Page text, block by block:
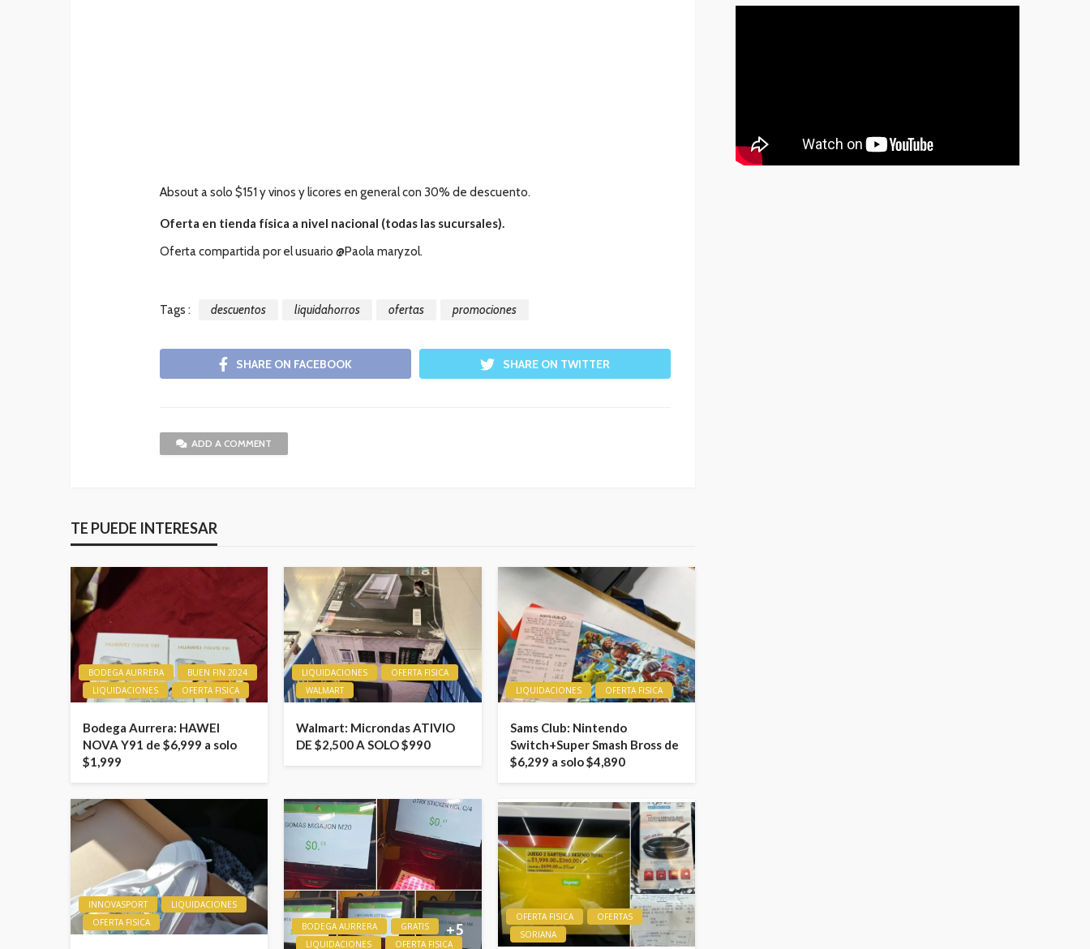
Absout a solo $151 y vinos y licores en general con 30% de descuento.
Oferta en tienda física a nivel nacional (todas las sucursales).
Oferta compartida por el usuario @Paola maryzol.
Tags : descuentos liquidahorros ofertas promociones
SHARE ON FACEBOOK SHARE ON TWITTER
ADD A COMMENT
TE PUEDE INTERESAR
BODEGA AURRERA
BUEN FIN 2024
LIQUIDACIONES
OFERTA FISICA
Bodega Aurrera: HAWEI
NOVA Y91 de $6,999 a solo
$1,999
LIQUIDACIONES
OFERTA FISICA
WALMART
Walmart: Microndas ATIVIO
DE $2,500 A SOLO $990
LIQUIDACIONES OFERTA FISICA
Sams Club: Nintendo
Switch+Super Smash Bross de
$6,299 a solo $4,890
INNOVASPORT
LIQUIDACIONES
OFERTA FISICA
BODEGA AURRERA
GRATIS
LIQUIDACIONES
OFERTA FISICA
OFERTA FISICA
OFERTAS
SORIANA